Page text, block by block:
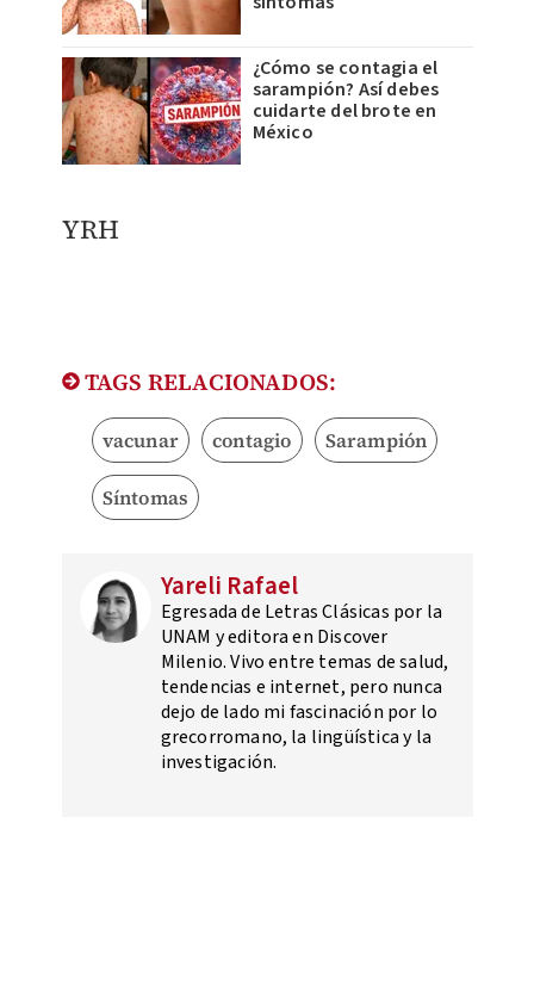
¿Cómo se contagia el
sarampión? Así debes
cuidarte del brote en
México
YRH
TAGS RELACIONADOS:
vacunar contagio Sarampión
Síntomas
Yareli Rafael
Egresada de Letras Clásicas por la
UNAM y editora en Discover
Milenio. Vivo entre temas de salud,
tendencias e internet, pero nunca
dejo de lado mi fascinación por lo
grecorromano, la lingüística y la
investigación.